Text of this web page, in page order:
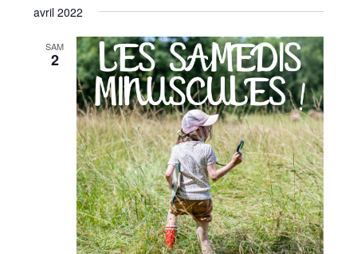
avril 2022
SAM
2